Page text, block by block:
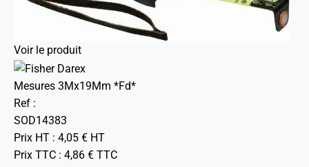
Voir le produit
Mesures 3Mx19Mm *Fd*
Ref :
SOD14383
Prix HT : 4,05 € HT
Prix TTC : 4,86 € TTC